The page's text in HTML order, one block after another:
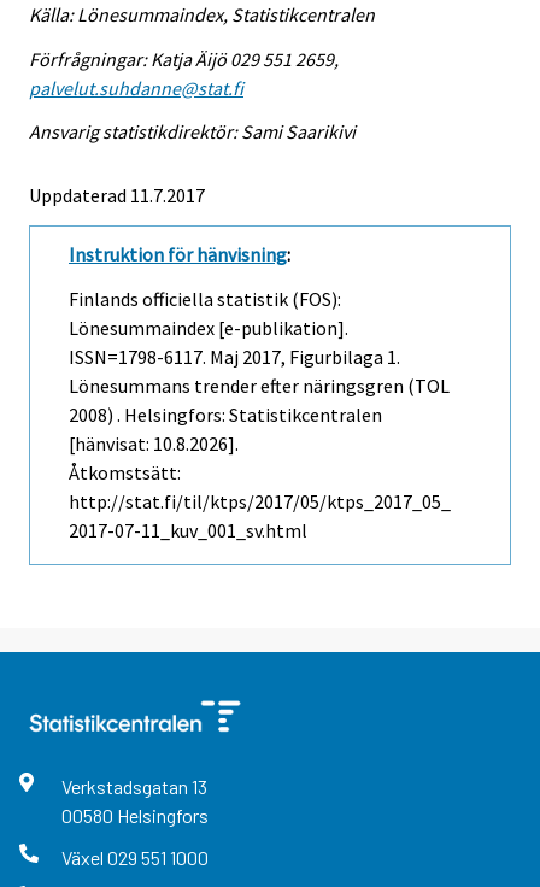
Källa: Lönesummaindex, Statistikcentralen
Förfrågningar: Katja Äijö 029 551 2659,
palvelut.suhdanne@stat.fi
Ansvarig statistikdirektör: Sami Saarikivi
Uppdaterad 11.7.2017
Instruktion för hänvisning:
Finlands officiella statistik (FOS):
Lönesummaindex [e-publikation].
ISSN=1798-6117. Maj 2017, Figurbilaga 1.
Lönesummans trender efter näringsgren (TOL
2008) . Helsingfors: Statistikcentralen
[hänvisat: 10.8.2026].
Åtkomstsätt:
http://stat.fi/til/ktps/2017/05/ktps_2017_05_
2017-07-11_kuv_001_sv.html
Verkstadsgatan 13
00580 Helsingfors
Växel 029 551 1000